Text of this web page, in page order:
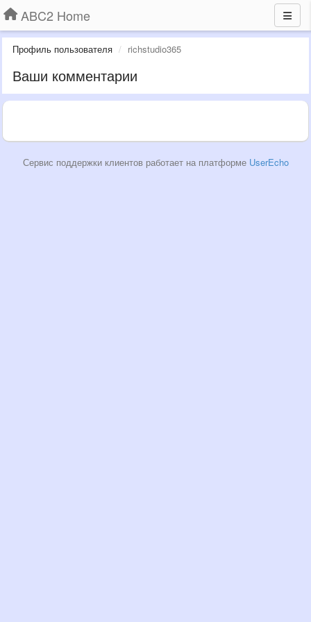
ABC2 Home
Профиль пользователя richstudio365
Ваши комментарии
Сервис поддержки клиентов работает на платформе UserEcho